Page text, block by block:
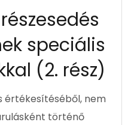
speciális
(2. rész)
értékesítéséből, nem
történő